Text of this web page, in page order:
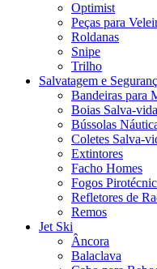
Optimist
Peças para
Roldanas
Snipe
Trilho
Salvatagem e
Bandeiras para
Boias Salva-
Bússolas
Coletes Salva-
Extintores
Facho Homes
Fogos
Refletores de
Remos
Jet Ski
Âncora
Balaclava